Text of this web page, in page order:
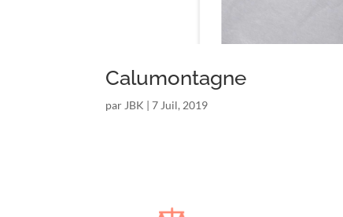
Calumontagne
par JBK |7 Juil, 2019